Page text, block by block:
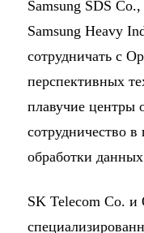
Samsung SDS
Samsung Heavy
сотрудничать с
перспективных
плавучие центры
сотрудничество
обработки
SK Telecom Co. и